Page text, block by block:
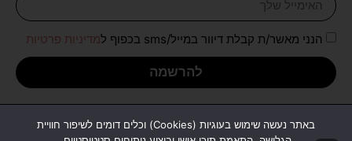
הנני מאשר/ת קבלת דיוור במייל/sms בכפוף ל מדיניות פרטיות
להרשמה
כל הזכויות שמורות לכל בו יהודה
עיצוב ופיתוח אתר:יו דיגיטל|משרד פרסום דיגיטלי U Digital
באתר נעשה שימוש בעוגיות (Cookies) וכלים דומים לשיפור חוויית